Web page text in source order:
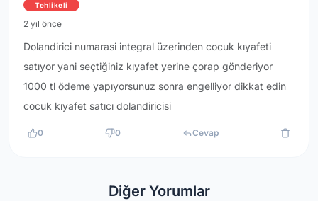
Tehlikeli
2 yıl önce
Dolandirici numarasi integral üzerinden cocuk kıyafeti
satıyor yani seçtiğiniz kıyafet yerine çorap gönderiyor
1000 tl ödeme yapıyorsunuz sonra engelliyor dikkat edin
cocuk kıyafet satıcı dolandiricisi
0 0 Cevap
Diğer Yorumlar